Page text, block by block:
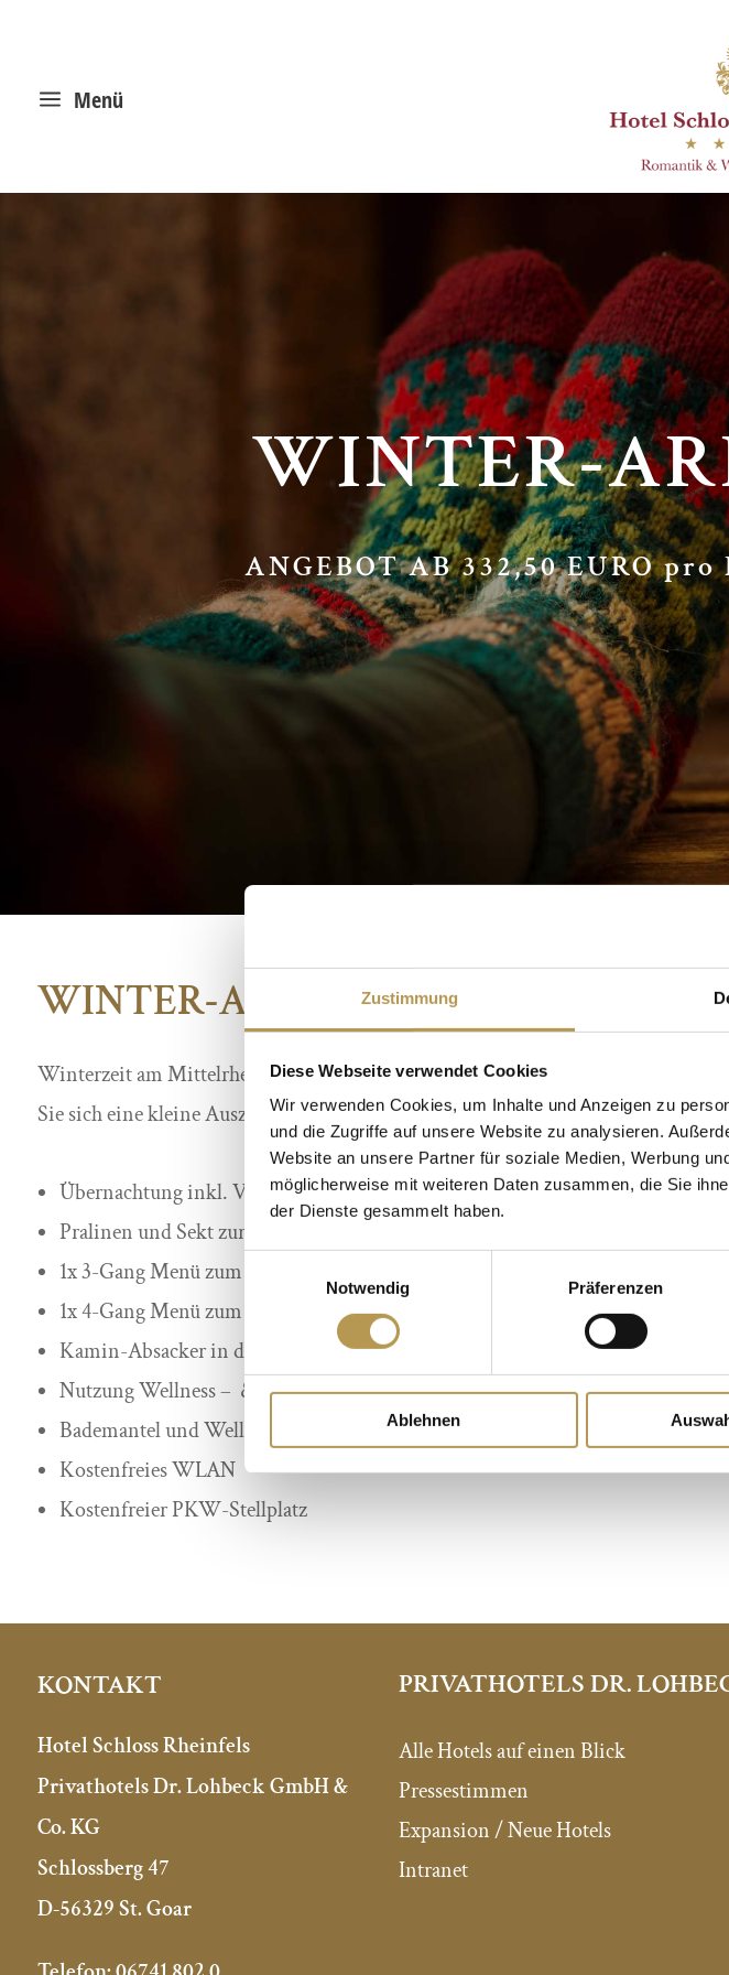
Zustimmung
Diese Webseite verwendet Cookies
Wir verwenden Cookies, um Inhalte und Anzeigen zu
und die Zugriffe auf unsere Website zu analysieren.
Website an unsere Partner für soziale Medien, Werbung
möglicherweise mit weiteren Daten zusammen, die Sie
der Dienste gesammelt haben.
Notwendig
Präferenzen
Ablehnen
a Menü
WINTER-
ANGEBOT AB 332,50 EURO
WINTER-ARRANGEMENT – 2
Winterzeit am Mittelrhein – Genießen Sie die milde Witterung und gönnen
Sie sich eine kleine Auszeit!
Übernachtung inkl. Vital-Frühstücksbuffet
Pralinen und Sekt zur Begrüßung auf Ihrem Zimmer
1x 3-Gang Menü zum Abendessen im Restaurant „Auf Scharffeneck“
1x 4-Gang Menü zum Abendessen im Restaurant „Auf Scharffeneck“
Kamin-Absacker in der Burgschänke
Nutzung Wellness – & SPA-Bereich „Auszeit“
Bademantel und Wellness-Slipper für die Zeit Ihres Aufenthaltes
Kostenfreies WLAN
Kostenfreier PKW-Stellplatz
KONTAKT
Hotel Schloss Rheinfels
Privathotels Dr. Lohbeck GmbH &
Co. KG
Schlossberg 47
D-56329 St. Goar
PRIVATHOTELS DR.
Alle Hotels auf einen Blick
Pressestimmen
Expansion / Neue Hotels
Intranet